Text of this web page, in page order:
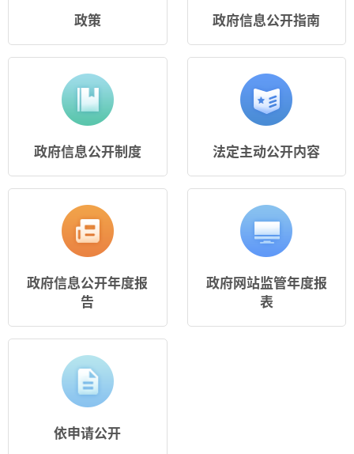
政策 政府信息公开指南
政府信息公开制度 法定主动公开内容
政府信息公开年度报
告
政府网站监管年度报
表
依申请公开